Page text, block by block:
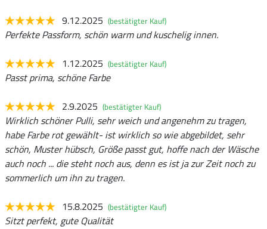
9.12.2025 (bestätigter Kauf)
Perfekte Passform, schön warm und kuschelig innen.
1.12.2025 (bestätigter Kauf)
Passt prima, schöne Farbe
2.9.2025 (bestätigter Kauf)
Wirklich schöner Pulli, sehr weich und angenehm zu tragen,
habe Farbe rot gewählt- ist wirklich so wie abgebildet, sehr
schön, Muster hübsch, Größe passt gut, hoffe nach der Wäsche
auch noch ... die steht noch aus, denn es ist ja zur Zeit noch zu
sommerlich um ihn zu tragen.
15.8.2025 (bestätigter Kauf)
Sitzt perfekt, gute Qualität